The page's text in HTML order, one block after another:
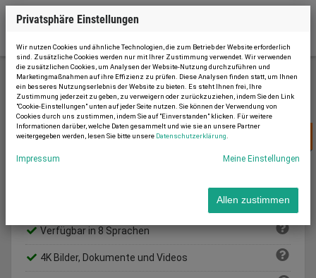
Neu anmelden
BASIC
Verfügbar in 8 Sprachen
4K Bilder, Dokumente und Videos
Privatsphäre Einstellungen
Wir nutzen Cookies und ähnliche Technologien, die zum Betrieb der Website erforderlich
sind. Zusätzliche Cookies werden nur mit Ihrer Zustimmung verwendet. Wir verwenden
die zusätzlichen Cookies, um Analysen der Website-Nutzung durchzuführen und
Marketingmaßnahmen auf ihre Effizienz zu prüfen. Diese Analysen finden statt, um Ihnen
ein besseres Nutzungserlebnis der Website zu bieten. Es steht Ihnen frei, Ihre
Zustimmung jederzeit zu geben, zu verweigern oder zurückzuziehen, indem Sie den Link
"Cookie-Einstellungen" unten auf jeder Seite nutzen. Sie können der Verwendung von
Cookies durch uns zustimmen, indem Sie auf "Einverstanden" klicken. Für weitere
Informationen darüber, welche Daten gesammelt und wie sie an unsere Partner
weitergegeben werden, lesen Sie bitte unsere Datenschutzerklärung
Impressum Meine Einstellungen
Allen zustimmen